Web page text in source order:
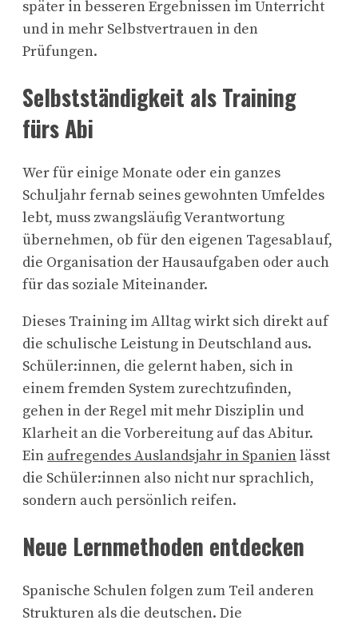
später in besseren Ergebnissen im Unterricht
und in mehr Selbstvertrauen in den
Prüfungen.
Selbstständigkeit als Training
fürs Abi
Wer für einige Monate oder ein ganzes
Schuljahr fernab seines gewohnten Umfeldes
lebt, muss zwangsläufig Verantwortung
übernehmen, ob für den eigenen Tagesablauf,
die Organisation der Hausaufgaben oder auch
für das soziale Miteinander.
Dieses Training im Alltag wirkt sich direkt auf
die schulische Leistung in Deutschland aus.
Schüler:innen, die gelernt haben, sich in
einem fremden System zurechtzufinden,
gehen in der Regel mit mehr Disziplin und
Klarheit an die Vorbereitung auf das Abitur.
Ein aufregendes Auslandsjahr in Spanienlässt
die Schüler:innen also nicht nur sprachlich,
sondern auch persönlich reifen.
Neue Lernmethoden entdecken
Spanische Schulen folgen zum Teil anderen
Strukturen als die deutschen. Die